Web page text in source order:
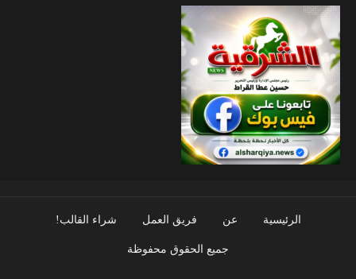
الرئيسية عن فريق العمل شراء القالب!
جميع الحقوق محفوظة